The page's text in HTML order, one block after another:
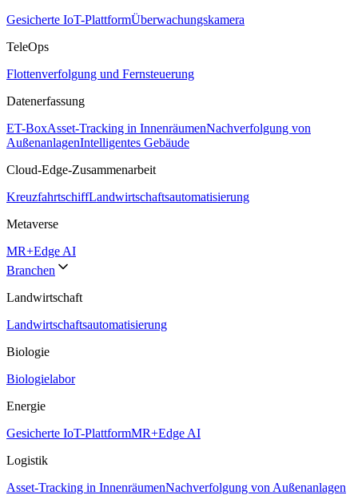
Gesicherte IoT-PlattformÜberwachungskamera
TeleOps
Flottenverfolgung und Fernsteuerung
Datenerfassung
ET-BoxAsset-Tracking in InnenräumenNachverfolgung von
AußenanlagenIntelligentes Gebäude
Cloud-Edge-Zusammenarbeit
KreuzfahrtschiffLandwirtschaftsautomatisierung
Metaverse
MR+Edge AI
Branchen
Landwirtschaft
Landwirtschaftsautomatisierung
Biologie
Biologielabor
Energie
Gesicherte IoT-PlattformMR+Edge AI
Logistik
Asset-Tracking in InnenräumenNachverfolgung von Außenanlagen